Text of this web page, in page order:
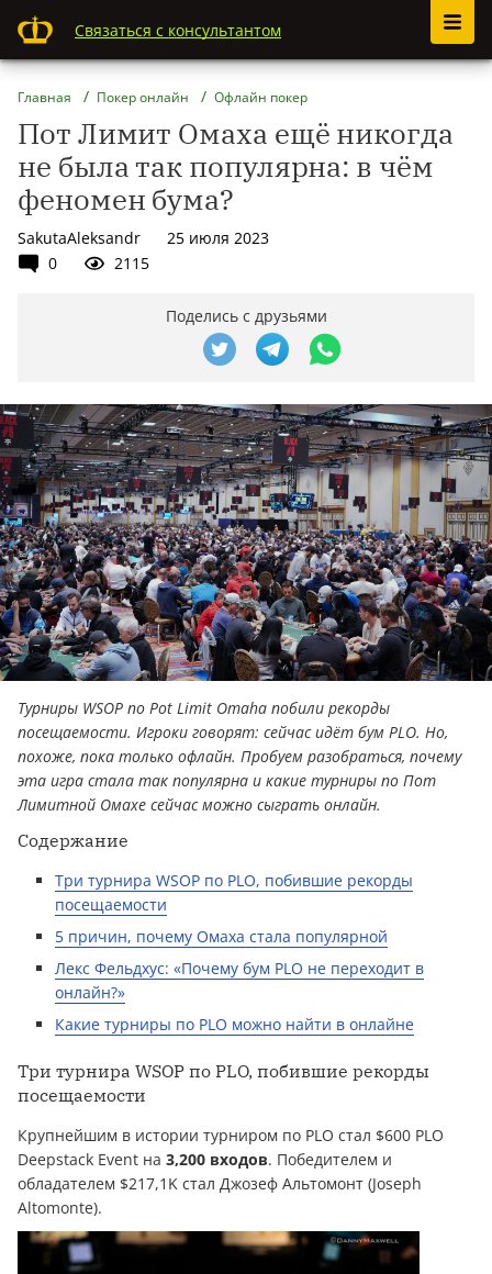
Связаться с консультантом
Главная Покер онлайн Офлайн покер
Пот Лимит Омаха ещё никогда
не была так популярна: в чём
феномен бума?
SakutaAleksandr
25 июля 2023
0
2115
Поделись с друзьями
Турниры WSOP по Pot Limit Omaha побили рекорды
посещаемости. Игроки говорят: сейчас идёт бум PLO. Но,
похоже, пока только офлайн. Пробуем разобраться, почему
эта игра стала так популярна и какие турниры по Пот
Лимитной Омахе сейчас можно сыграть онлайн.
Содержание
Три турнира WSOP по PLO, побившие рекорды
посещаемости
5 причин, почему Омаха стала популярной
Лекс Фельдхус: «Почему бум PLO не переходит в
онлайн?»
Какие турниры по PLO можно найти в онлайне
Три турнира WSOP по PLO, побившие рекорды
посещаемости
Крупнейшим в истории турниром по PLO стал $600 PLO
Deepstack Event на 3,200 входов. Победителем и
обладателем $217,1K стал Джозеф Альтомонт (Joseph
Altomonte).